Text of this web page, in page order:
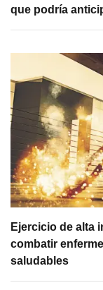
que podría
Ejercicio de alta
combatir
saludables